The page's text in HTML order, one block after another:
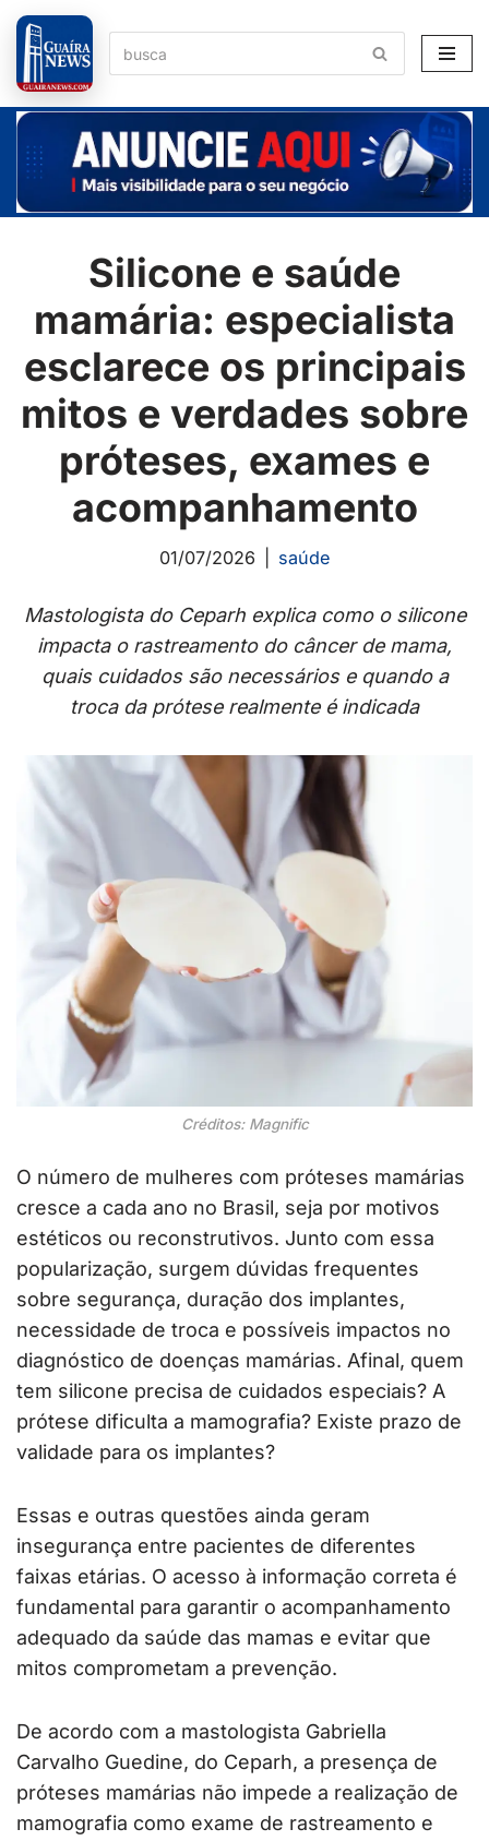
Pular
para
o
conteúdo
Silicone e saúde
mamária: especialista
esclarece os principais
mitos e verdades sobre
próteses, exames e
acompanhamento
01/07/2026 saúde
Mastologista do Ceparh explica como o silicone
impacta o rastreamento do câncer de mama,
quais cuidados são necessários e quando a
troca da prótese realmente é indicada
Créditos: Magnific
O número de mulheres com próteses mamárias
cresce a cada ano no Brasil, seja por motivos
estéticos ou reconstrutivos. Junto com essa
popularização, surgem dúvidas frequentes
sobre segurança, duração dos implantes,
necessidade de troca e possíveis impactos no
diagnóstico de doenças mamárias. Afinal, quem
tem silicone precisa de cuidados especiais? A
prótese dificulta a mamografia? Existe prazo de
validade para os implantes?
Essas e outras questões ainda geram
insegurança entre pacientes de diferentes
faixas etárias. O acesso à informação correta é
fundamental para garantir o acompanhamento
adequado da saúde das mamas e evitar que
mitos comprometam a prevenção.
De acordo com a mastologista Gabriella
Carvalho Guedine, do Ceparh, a presença de
próteses mamárias não impede a realização de
mamografia como exame de rastreamento e